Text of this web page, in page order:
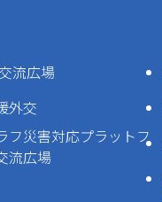
流広場
外交
フ災害対応プラットフ
流広場